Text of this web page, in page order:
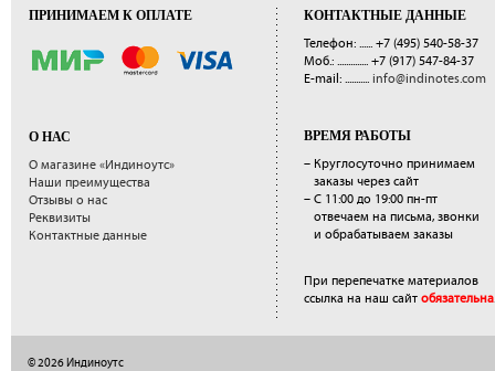
ПРИНИМАЕМ К ОПЛАТЕ
О НАС
О магазине «Индиноутс»
Наши преимущества
Отзывы о нас
Реквизиты
Контактные данные
КОНТАКТНЫЕ ДАННЫЕ
Телефон: ...... +7 (495) 540-58-37
Моб.: .............. +7 (917) 547-84-37
E-mail: ........... info@indinotes.com
ВРЕМЯ РАБОТЫ
– Круглосуточно принимаем
заказы через сайт
– С 11:00 до 19:00 пн-пт
отвечаем на письма, звонки
и обрабатываем заказы
При перепечатке материалов
ссылка на наш сайт обязательна.
© 2026 Индиноутс